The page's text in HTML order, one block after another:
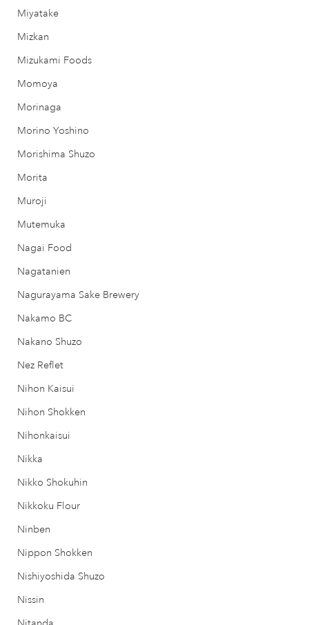
Miyatake
Mizkan
Mizukami Foods
Momoya
Morinaga
Morino Yoshino
Morishima Shuzo
Morita
Muroji
Mutemuka
Nagai Food
Nagatanien
Nagurayama Sake Brewery
Nakamo BC
Nakano Shuzo
Nez Reflet
Nihon Kaisui
Nihon Shokken
Nihonkaisui
Nikka
Nikko Shokuhin
Nikkoku Flour
Ninben
Nippon Shokken
Nishiyoshida Shuzo
Nissin